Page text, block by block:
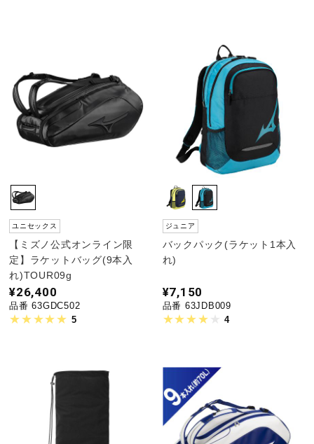
ワーキング
ウォーキングシューズ
ライフスタイルグッズ
インナー
寝具／ミズノスリープ
サポーター
ユニセックス
【ミズノ公式オンライン限
定】ラケットバッグ(9本入
れ)TOUR09g
¥26,400
品番 63GDC502
5
ジュニア
バックパック(ラケット1本入
れ)
¥7,150
品番 63JDB009
4